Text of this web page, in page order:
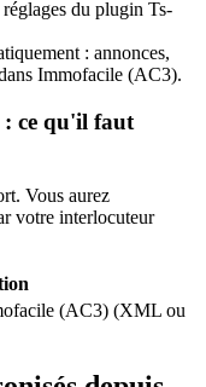
du plugin Ts-
: annonces,
Immofacile (AC3).
ce qu'il faut
Vous aurez
votre interlocuteur
(AC3) (XML ou